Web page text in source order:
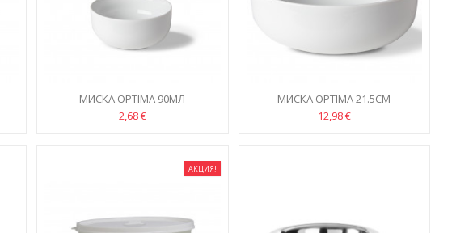
МИСКА OPTIMA 90МЛ
2,68 €
МИСКА OPTIMA 21.5СМ
12,98 €
АКЦИЯ!